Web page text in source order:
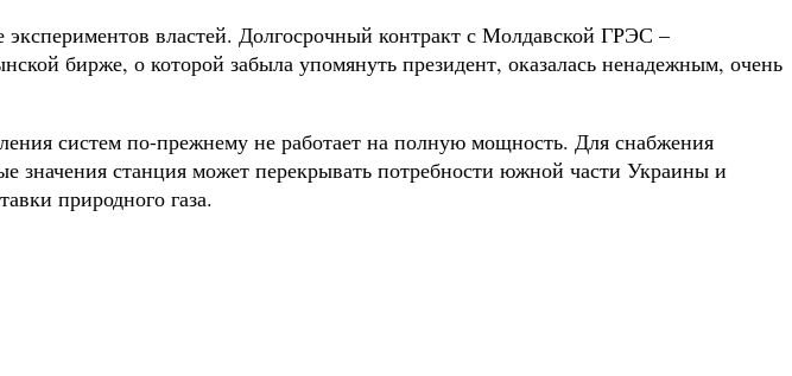
экспериментов властей. Долгосрочный контракт с Молдавской ГРЭС –
бирже, о которой забыла упомянуть президент, оказалась ненадежным, очень
систем по-прежнему не работает на полную мощность. Для снабжения
значения станция может перекрывать потребности южной части Украины и
природного газа.